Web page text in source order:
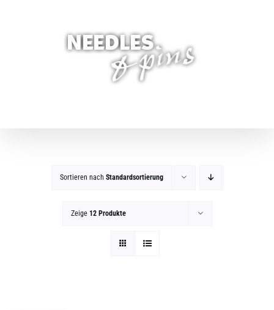
Sortieren nach Standardsortierung
Zeige 12 Produkte